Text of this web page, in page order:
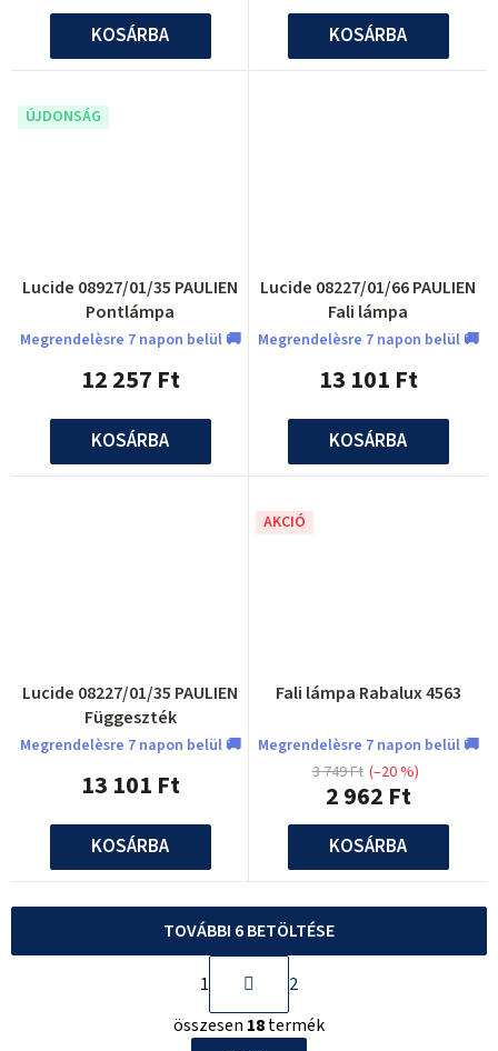
KOSÁRBA KOSÁRBA
ÚJDONSÁG
Lucide 08927/01/35 PAULIEN
Pontlámpa
Megrendelèsre 7 napon belül 🚚
12 257 Ft
KOSÁRBA
Lucide 08227/01/66 PAULIEN
Fali lámpa
Megrendelèsre 7 napon belül 🚚
13 101 Ft
KOSÁRBA
Lucide 08227/01/35 PAULIEN
Függeszték
Megrendelèsre 7 napon belül 🚚
13 101 Ft
KOSÁRBA
AKCIÓ
Fali lámpa Rabalux 4563
Megrendelèsre 7 napon belül 🚚
2 962 Ft
3 749 Ft (–20 %)
KOSÁRBA
L
i
TOVÁBBI 6 BETÖLTÉSE
L
a
p
1
2
összesen 18termék